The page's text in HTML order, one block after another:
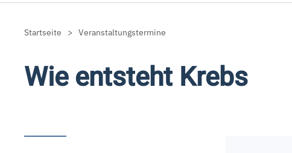
Startseite Veranstaltungstermine
Wie entsteht Krebs